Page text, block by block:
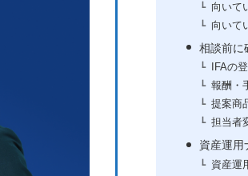
向いて
向いて
相談前に
IFAの
報酬・
提案商
担当者
資産運用
資産運